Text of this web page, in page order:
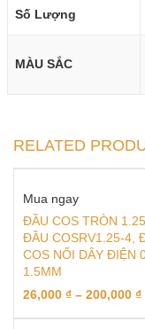
Số Lượng
MÀU SẮC
RELATED
Mua ngay
ĐẦU COS TRÒN
ĐẦU COSRV1.25-4,
COS NỐI DÂY ĐIỆN
1.5MM
26,000 ₫ – 200,000 ₫